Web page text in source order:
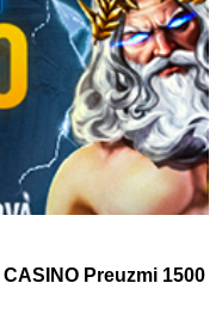
Preuzmi 1500